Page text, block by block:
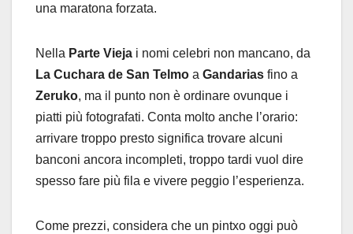
una maratona forzata.
Nella Parte Vieja i nomi celebri non mancano, da
La Cuchara de San Telmo a Gandarias fino a
Zeruko, ma il punto non è ordinare ovunque i
piatti più fotografati. Conta molto anche l’orario:
arrivare troppo presto significa trovare alcuni
banconi ancora incompleti, troppo tardi vuol dire
spesso fare più fila e vivere peggio l’esperienza.
Come prezzi, considera che un pintxo oggi può